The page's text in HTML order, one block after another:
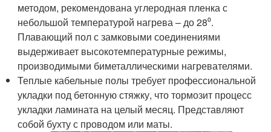
методом, рекомендована углеродная пленка с
небольшой температурой нагрева – до 28⁰.
Плавающий пол с замковыми соединениями
выдерживает высокотемпературные режимы,
производимыми биметаллическими нагревателями.
Теплые кабельные полы требует профессиональной
укладки под бетонную стяжку, что тормозит процесс
укладки ламината на целый месяц. Представляют
собой бухту с проводом или маты.